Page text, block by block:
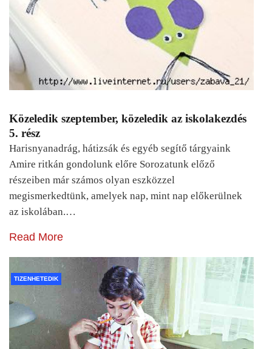
Közeledik szeptember, közeledik az iskolakezdés
5. rész
Harisnyanadrág, hátizsák és egyéb segítő tárgyaink
Amire ritkán gondolunk előre Sorozatunk előző
részeiben már számos olyan eszközzel
megismerkedtünk, amelyek nap, mint nap előkerülnek
az iskolában.…
Read More
TIZENHETEDIK